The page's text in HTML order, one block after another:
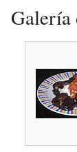
Galería